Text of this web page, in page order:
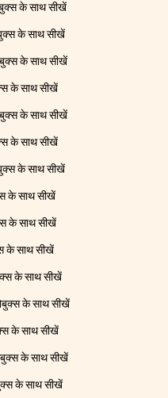
के साथ सीखें
के साथ सीखें
के साथ सीखें
के साथ सीखें
के साथ सीखें
के साथ सीखें
के साथ सीखें
के साथ सीखें
के साथ सीखें
के साथ सीखें
के साथ सीखें
के साथ सीखें
के साथ सीखें
के साथ सीखें
के साथ सीखें